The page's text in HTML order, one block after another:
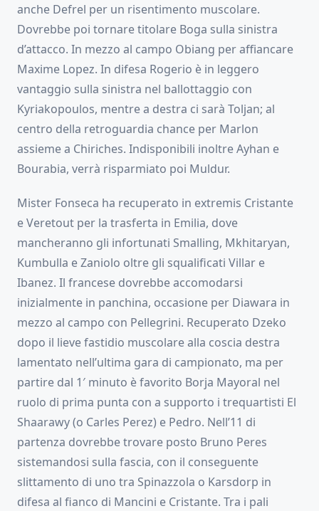
anche Defrel per un risentimento muscolare.
Dovrebbe poi tornare titolare Boga sulla sinistra
d’attacco. In mezzo al campo Obiang per affiancare
Maxime Lopez. In difesa Rogerio è in leggero
vantaggio sulla sinistra nel ballottaggio con
Kyriakopoulos, mentre a destra ci sarà Toljan; al
centro della retroguardia chance per Marlon
assieme a Chiriches. Indisponibili inoltre Ayhan e
Bourabia, verrà risparmiato poi Muldur.
Mister Fonseca ha recuperato in extremis Cristante
e Veretout per la trasferta in Emilia, dove
mancheranno gli infortunati Smalling, Mkhitaryan,
Kumbulla e Zaniolo oltre gli squalificati Villar e
Ibanez. Il francese dovrebbe accomodarsi
inizialmente in panchina, occasione per Diawara in
mezzo al campo con Pellegrini. Recuperato Dzeko
dopo il lieve fastidio muscolare alla coscia destra
lamentato nell’ultima gara di campionato, ma per
partire dal 1′ minuto è favorito Borja Mayoral nel
ruolo di prima punta con a supporto i trequartisti El
Shaarawy (o Carles Perez) e Pedro. Nell’11 di
partenza dovrebbe trovare posto Bruno Peres
sistemandosi sulla fascia, con il conseguente
slittamento di uno tra Spinazzola o Karsdorp in
difesa al fianco di Mancini e Cristante. Tra i pali